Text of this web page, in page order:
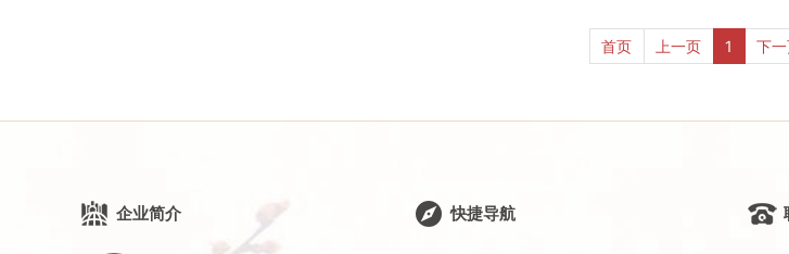
首页 上一页 1 下
企业简介 快捷导航